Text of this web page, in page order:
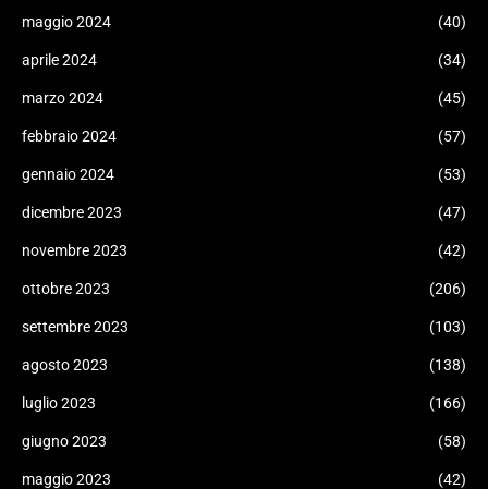
maggio 2024 (40)
aprile 2024 (34)
marzo 2024 (45)
febbraio 2024 (57)
gennaio 2024 (53)
dicembre 2023 (47)
novembre 2023 (42)
ottobre 2023 (206)
settembre 2023 (103)
agosto 2023 (138)
luglio 2023 (166)
giugno 2023 (58)
maggio 2023 (42)